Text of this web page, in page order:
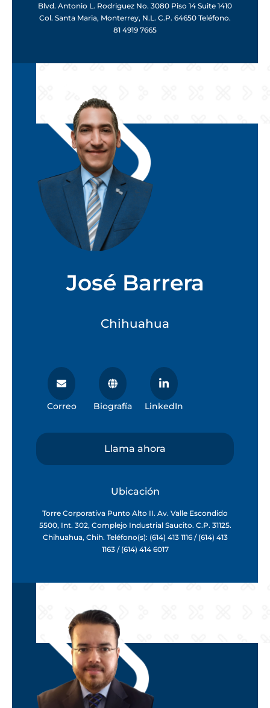
Blvd. Antonio L. Rodriguez No. 3080 Piso 14 Suite 1410
Col. Santa Maria, Monterrey, N.L. C.P. 64650 Teléfono.
81 4919 7665
José Barrera
Chihuahua
Correo Biografía LinkedIn
Llama ahora
Ubicación
Torre Corporativa Punto Alto II. Av. Valle Escondido
5500, Int. 302, Complejo Industrial Saucito. C.P. 31125.
Chihuahua, Chih. Teléfono(s): (614) 413 1116 / (614) 413
1163 / (614) 414 6017